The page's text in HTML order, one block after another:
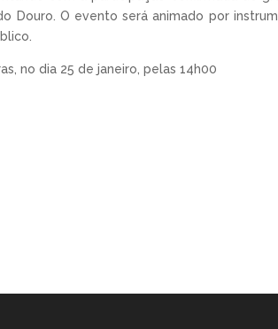
Douro. O evento será animado por
no dia 25 de janeiro, pelas 14h00